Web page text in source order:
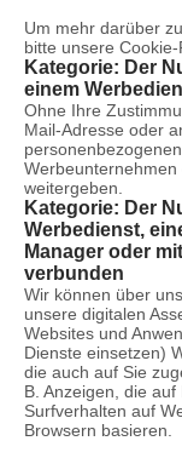
Um mehr darüber
bitte unsere Cookie-
Kategorie: Der
einem
Ohne Ihre
Mail-Adresse oder
weitergeben.
Kategorie: Der
Werbedienst,
Manager oder
verbunden
Wir können über
unsere digitalen
Websites und
Dienste einsetzen)
die auch auf Sie
B. Anzeigen, die
Surfverhalten auf
Browsern basieren.